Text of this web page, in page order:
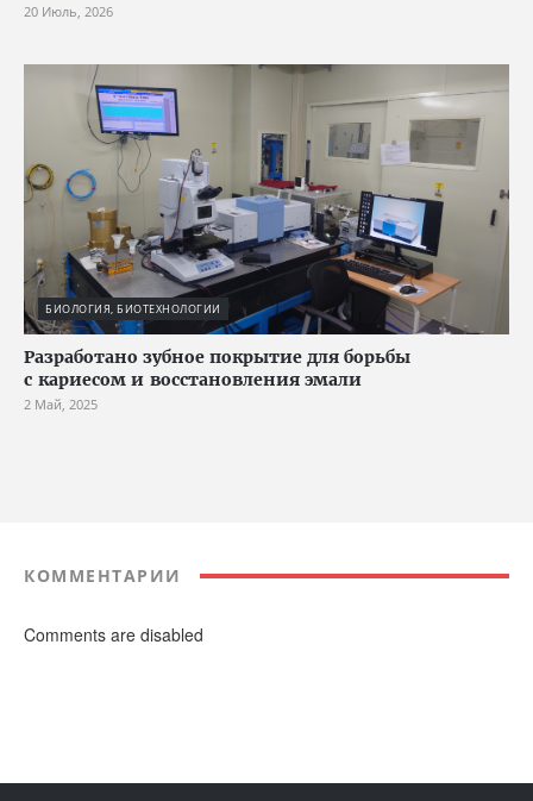
20 Июль, 2026
БИОЛОГИЯ, БИОТЕХНОЛОГИИ
Разработано зубное покрытие для борьбы
с кариесом и восстановления эмали
2 Май, 2025
КОММЕНТАРИИ
Comments are disabled